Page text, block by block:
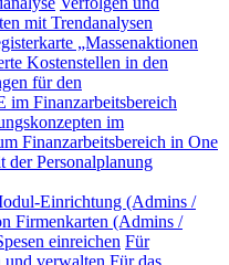
mit Trendanalysen
„Massenaktionen
Kostenstellen in den
für den
im Finanzarbeitsbereich
im
Finanzarbeitsbereich in One
der Personalplanung
Einrichtung (Admins /
Firmenkarten (Admins /
einreichen Für
und verwalten Für das